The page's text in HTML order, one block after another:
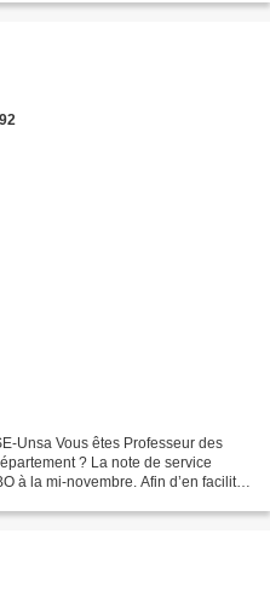
Unsa Vous êtes Professeur des
? La note de service
à la mi-novembre. Afin d’en faciliter